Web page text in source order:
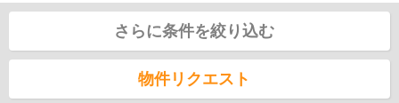
さらに条件を絞り込む
物件リクエスト